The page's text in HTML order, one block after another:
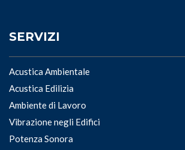
SERVIZI
Acustica Ambientale
Acustica Edilizia
Ambiente di Lavoro
Vibrazione negli Edifici
Potenza Sonora